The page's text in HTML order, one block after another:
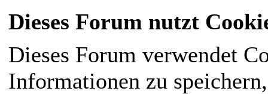
Dieses Forum nutzt
Dieses Forum verwendet
Informationen zu